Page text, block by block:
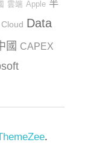
雲端 Apple 半
Cloud Data
國 CAPEX
.